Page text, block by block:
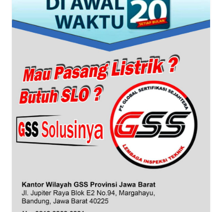
WN
JAKARTA
JABAR
WN
WN
NTT